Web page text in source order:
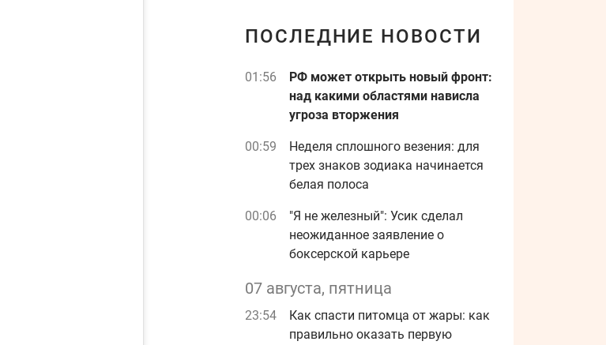
ПОСЛЕДНИЕ НОВОСТИ
01:56
РФ может открыть новый фронт:
над какими областями нависла
угроза вторжения
00:59
Неделя сплошного везения: для
трех знаков зодиака начинается
белая полоса
00:06
"Я не железный": Усик сделал
неожиданное заявление о
боксерской карьере
07 августа, пятница
23:54
Как спасти питомца от жары: как
правильно оказать первую